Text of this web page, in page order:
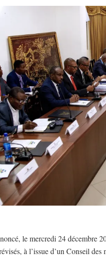
le mercredi 24 décembre
à l’issue d’un Conseil